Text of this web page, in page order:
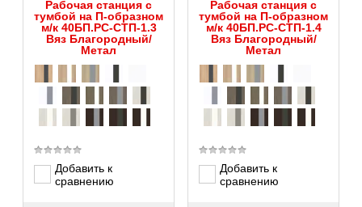
Рабочая станция с
тумбой на П-образном
м/к 40БП.РС-СТП-1.3
Вяз Благородный/
Метал
Добавить к
сравнению
Рабочая станция с
тумбой на П-образном
м/к 40БП.РС-СТП-1.4
Вяз Благородный/
Метал
Добавить к
сравнению